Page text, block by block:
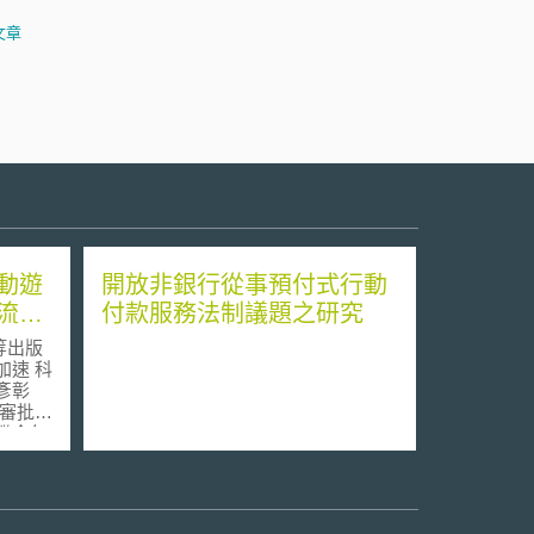
章
遊
程
出版
科
彰
，
開放非銀行從事預付式行動
付款服務法制議題之研究